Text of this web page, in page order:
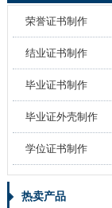
荣誉证书制作
结业证书制作
毕业证书制作
毕业证外壳制作
学位证书制作
热卖产品